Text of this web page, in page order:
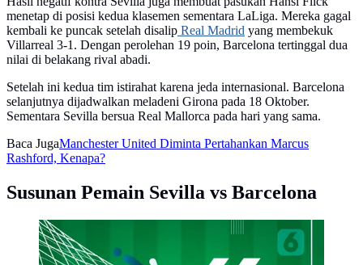
menetap di posisi kedua klasemen sementara LaLiga. Mereka gagal
kembali ke puncak setelah disalip Real Madrid yang membekuk
Villarreal 3-1. Dengan perolehan 19 poin, Barcelona tertinggal dua
nilai di belakang rival abadi.
Setelah ini kedua tim istirahat karena jeda internasional. Barcelona
selanjutnya dijadwalkan meladeni Girona pada 18 Oktober.
Sementara Sevilla bersua Real Mallorca pada hari yang sama.
Baca JugaManchester United Diminta Pertahankan Marcus
Rashford, Kenapa?
Susunan Pemain Sevilla vs Barcelona